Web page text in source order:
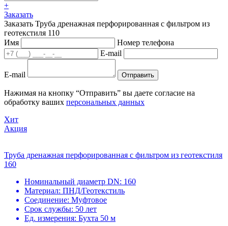
+
Заказать
Заказать Труба дренажная перфорированная с фильтром из
геотекстиля 110
Имя
Номер телефона
E-mail
E-mail Отправить
Нажимая на кнопку “Отправить” вы даете согласие на
обработку ваших персональных данных
Хит
Акция
Труба дренажная перфорированная с фильтром из геотекстиля
160
Номинальный диаметр DN: 160
Материал: ПНД/Геотекстиль
Соединение: Муфтовое
Срок службы: 50 лет
Ед. измерения: Бухта 50 м